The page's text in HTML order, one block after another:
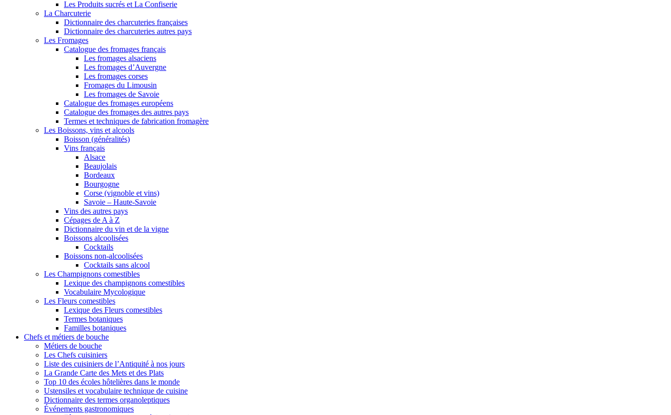
Les Produits sucrés et La Confiserie
La Charcuterie
Dictionnaire des charcuteries françaises
Dictionnaire des charcuteries autres pays
Les Fromages
Catalogue des fromages français
Les fromages alsaciens
Les fromages d’Auvergne
Les fromages corses
Fromages du Limousin
Les fromages de Savoie
Catalogue des fromages européens
Catalogue des fromages des autres pays
Termes et techniques de fabrication fromagère
Les Boissons, vins et alcools
Boisson (généralités)
Vins français
Alsace
Beaujolais
Bordeaux
Bourgogne
Corse (vignoble et vins)
Savoie – Haute-Savoie
Vins des autres pays
Cépages de A à Z
Dictionnaire du vin et de la vigne
Boissons alcoolisées
Cocktails
Boissons non-alcoolisées
Cocktails sans alcool
Les Champignons comestibles
Lexique des champignons comestibles
Vocabulaire Mycologique
Les Fleurs comestibles
Lexique des Fleurs comestibles
Termes botaniques
Familles botaniques
Chefs et métiers de bouche
Métiers de bouche
Les Chefs cuisiniers
Liste des cuisiniers de l’Antiquité à nos jours
La Grande Carte des Mets et des Plats
Top 10 des écoles hôtelières dans le monde
Ustensiles et vocabulaire technique de cuisine
Dictionnaire des termes organoleptiques
Événements gastronomiques